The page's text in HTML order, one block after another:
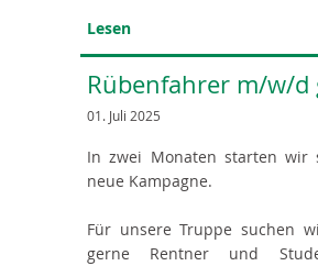
Lesen
Rübenfahrer m/w/d
01. Juli 2025
In zwei Monaten starten wir
neue Kampagne.
Für unsere Truppe suchen
gerne Rentner und